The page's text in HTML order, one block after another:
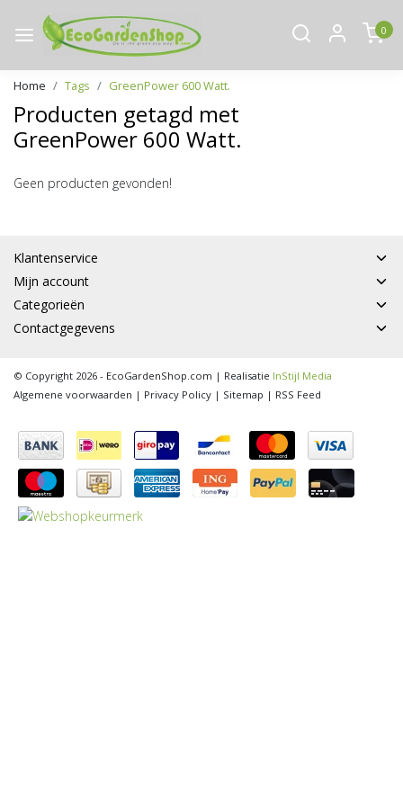
0
Home Tags GreenPower 600 Watt.
Producten getagd met
GreenPower 600 Watt.
Geen producten gevonden!
Klantenservice
Mijn account
Categorieën
Contactgegevens
© Copyright 2026 - EcoGardenShop.com | Realisatie InStijl Media
Algemene voorwaarden | Privacy Policy | Sitemap | RSS Feed